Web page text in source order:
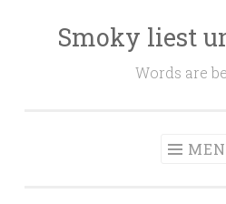
Smoky liest
Words are